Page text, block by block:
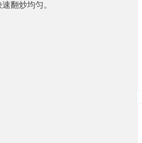
翻炒均匀。